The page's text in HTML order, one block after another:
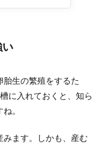
い
胎生の繁殖をするた
に入れておくと、知ら
。
みます。しかも、産む